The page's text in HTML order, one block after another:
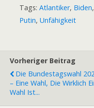
Tags: Atlantiker, Biden,
Putin, Unfähigkeit
Vorheriger Beitrag
Die Bundestagswahl
– Eine Wahl, Die Wirklich
Wahl Ist...